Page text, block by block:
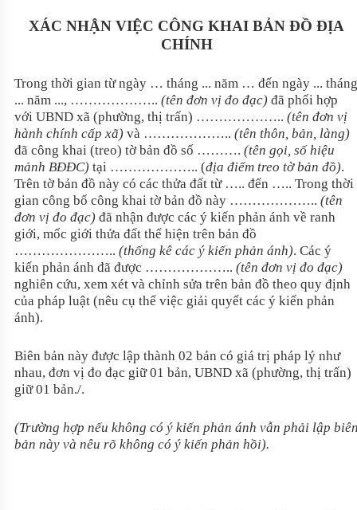
XÁC NHẬN VIỆC CÔNG KHAI BẢN ĐỒ ĐỊA
CHÍNH
Trong thời gian từ ngày … tháng ... năm … đến ngày ... tháng
... năm ..., ……………….. (tên đơn vị đo đạc) đã phối hợp
với UBND xã (phường, thị trấn) ……………….. (tên đơn vị
hành chính cấp xã) và ……………….. (tên thôn, bản, làng)
đã công khai (treo) tờ bản đồ số ………. (tên gọi, số hiệu
mảnh BĐĐC) tại ……………….. (địa điểm treo tờ bản đồ).
Trên tờ bản đồ này có các thửa đất từ ….. đến ….. Trong thời
gian công bố công khai tờ bản đồ này ……………….. (tên
đơn vị đo đạc) đã nhận được các ý kiến phản ánh về ranh
giới, mốc giới thửa đất thể hiện trên bản đồ
………………….. (thống kê các ý kiến phản ánh). Các ý
kiến phản ánh đã được ……………….. (tên đơn vị đo đạc)
nghiên cứu, xem xét và chỉnh sửa trên bản đồ theo quy định
của pháp luật (nêu cụ thể việc giải quyết các ý kiến phản
ánh).
Biên bản này được lập thành 02 bản có giá trị pháp lý như
nhau, đơn vị đo đạc giữ 01 bản, UBND xã (phường, thị trấn)
giữ 01 bản./.
(Trường hợp nếu không có ý kiến phản ánh vẫn phải lập
bản này và nêu rõ không có ý kiến phản hồi).